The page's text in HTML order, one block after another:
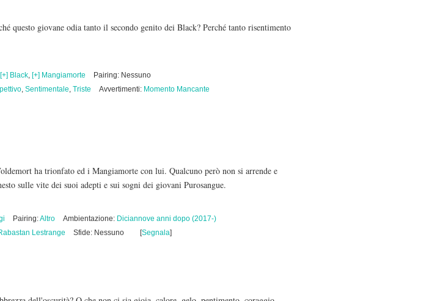
questo giovane odia tanto il secondo genito dei Black? Perché tanto risentimento
[+] Black, [+] Mangiamorte
Pairing: Nessuno
, Sentimentale, Triste Avvertimenti: Momento Mancante
ha trionfato ed i Mangiamorte con lui. Qualcuno però non si arrende e
sulle vite dei suoi adepti e sui sogni dei giovani Purosangue.
Pairing:Altro Ambientazione: Diciannove anni dopo (2017-)
Lestrange Sfide: Nessuno [Segnala]